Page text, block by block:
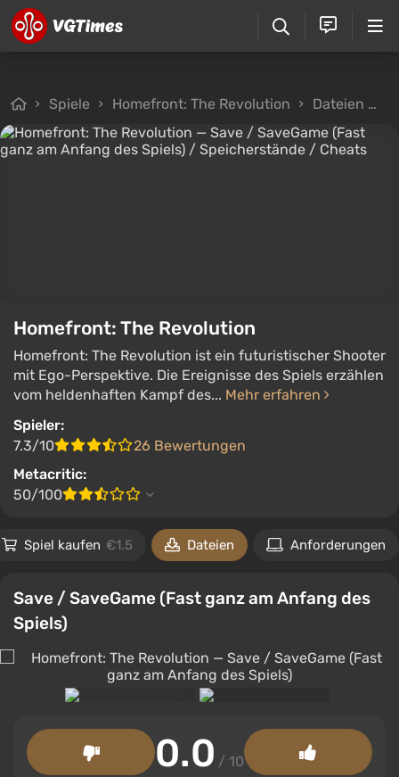
Spiele Homefront: The Revolution Dateien
Homefront: The Revolution
Homefront: The Revolution ist ein futuristischer Shooter
mit Ego-Perspektive. Die Ereignisse des Spiels erzählen
vom heldenhaften Kampf des... Mehr erfahren
Spieler:
7.3/10
26 Bewertungen
Metacritic:
50/100
Spiel kaufen €1.5 Dateien Anforderungen
Save / SaveGame (Fast ganz am Anfang des
Spiels)
0.0 / 10